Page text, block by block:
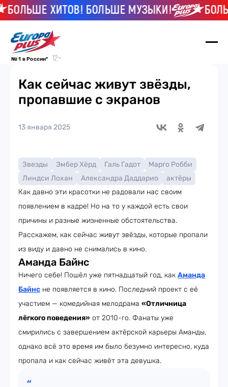
ХИТОВ! БОЛЬШЕ МУЗЫКИ!
№ 1 в России*
Как сейчас живут звёзды,
пропавшие с экранов
13 января 2025
Звезды Эмбер Хёрд Галь Гадот
Марго Робби
Линдси Лохан
Александра Даддарио
актёры
Как давно эти красотки не радовали нас своим
появлением в кадре! Но на то у каждой есть свои
причины и разные жизненные обстоятельства.
Расскажем, как сейчас живут звёзды, которые пропали
из виду и давно не снимались в кино.
Аманда Байнс
Ничего себе! Пошёл уже пятнадцатый год, как Аманда
Байнс не появляется в кино. Последний проект с её
участием — комедийная мелодрама «Отличница
лёгкого поведения» от 2010-го. Фанаты уже
смирились с завершением актёрской карьеры Аманды,
однако всё это время им было безумно интересно, куда
пропала и как сейчас живёт эта девушка.